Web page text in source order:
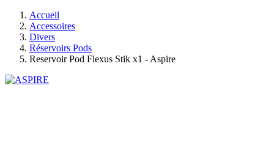
Accueil
Accessoires
Divers
Réservoirs Pods
Reservoir Pod Flexus Stik x1 - Aspire